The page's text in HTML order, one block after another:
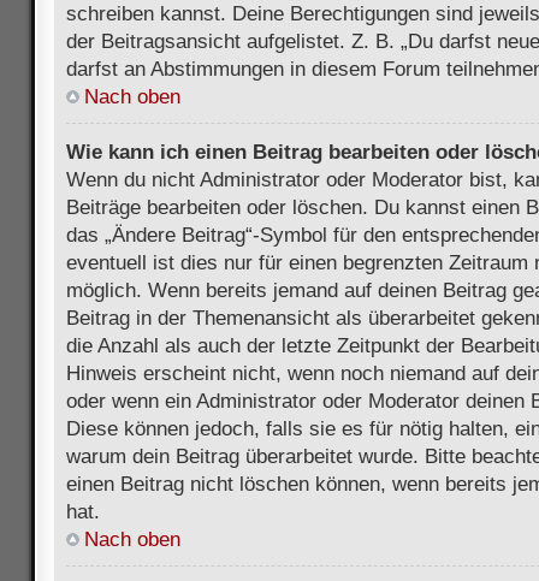
schreiben kannst. Deine Berechtigungen sind
der Beitragsansicht aufgelistet. Z. B. „Du darfst
darfst an Abstimmungen in diesem Forum
Nach oben
Wie kann ich einen Beitrag bearbeiten oder
Wenn du nicht Administrator oder Moderator bist,
Beiträge bearbeiten oder löschen. Du kannst einen
das „Ändere Beitrag“-Symbol für den
eventuell ist dies nur für einen begrenzten Zeitraum
möglich. Wenn bereits jemand auf deinen Beitrag
Beitrag in der Themenansicht als überarbeitet
die Anzahl als auch der letzte Zeitpunkt der
Hinweis erscheint nicht, wenn noch niemand auf
oder wenn ein Administrator oder Moderator deinen
Diese können jedoch, falls sie es für nötig halten,
warum dein Beitrag überarbeitet wurde. Bitte
einen Beitrag nicht löschen können, wenn bereits
hat.
Nach oben